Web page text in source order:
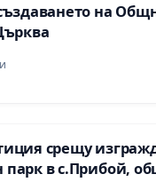
на
срещу
парк в с.Прибой,